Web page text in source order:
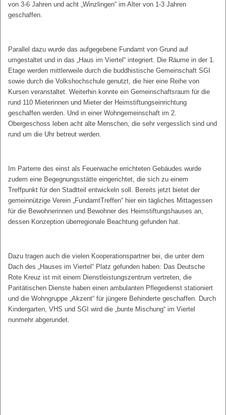
von 3-6 Jahren und acht „Winzlingen“ im Alter von 1-3 Jahren
geschaffen.
Parallel dazu wurde das aufgegebene Fundamt von Grund auf
umgestaltet und in das „Haus im Viertel“ integriert. Die Räume in der 1.
Etage werden mittlerweile durch die buddhistische Gemeinschaft SGI
sowie durch die Volkshochschule genutzt, die hier eine Reihe von
Kursen veranstaltet. Weiterhin konnte ein Gemeinschaftsraum für die
rund 110 Mieterinnen und Mieter der Heimstiftungseinrichtung
geschaffen werden. Und in einer Wohngemeinschaft im 2.
Obergeschoss leben acht alte Menschen, die sehr vergesslich sind und
rund um die Uhr betreut werden.
Im Parterre des einst als Feuerwache errichteten Gebäudes wurde
zudem eine Begegnungsstätte eingerichtet, die sich zu einem
Treffpunkt für den Stadtteil entwickeln soll. Bereits jetzt bietet der
gemeinnützige Verein „FundamtTreffen“ hier ein tägliches Mittagessen
für die Bewohnerinnen und Bewohner des Heimstiftungshauses an,
dessen Konzeption überregionale Beachtung gefunden hat.
Dazu tragen auch die vielen Kooperationspartner bei, die unter dem
Dach des „Hauses im Viertel“ Platz gefunden haben: Das Deutsche
Rote Kreuz ist mit einem Dienstleistungszentrum vertreten, die
Paritätischen Dienste haben einen ambulanten Pflegedienst stationiert
und die Wohngruppe „Akzent“ für jüngere Behinderte geschaffen. Durch
Kindergarten, VHS und SGI wird die „bunte Mischung“ im Viertel
nunmehr abgerundet.